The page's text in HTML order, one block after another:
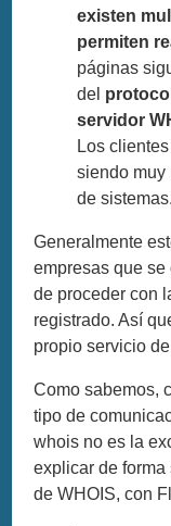
existen
permiten
páginas
del
servidor
Los
siendo muy
de sistemas.
Generalmente
empresas que
de proceder con
registrado. Así
propio servicio
Como sabemos,
tipo de
whois no es la
explicar de
de WHOIS, con